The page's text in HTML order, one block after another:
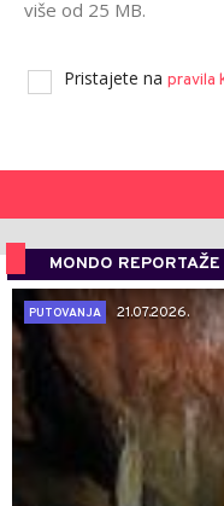
više od 25 MB.
Pristajete na pravila
MONDO REPORTAŽE
PUTOVANJA
21.07.2026.